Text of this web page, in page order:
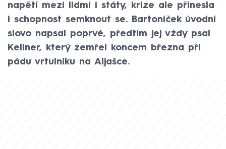
napětí mezi lidmi i státy, krize ale přinesla
i schopnost semknout se. Bartoníček úvodní
slovo napsal poprvé, předtím jej vždy psal
Kellner, který zemřel koncem března při
pádu vrtulníku na Aljašce.